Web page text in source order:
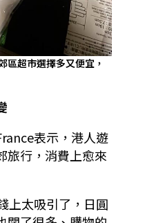
區超市選擇多又便宜，
表示，港人遊
旅行，消費上愈來
上太吸引了，日圓